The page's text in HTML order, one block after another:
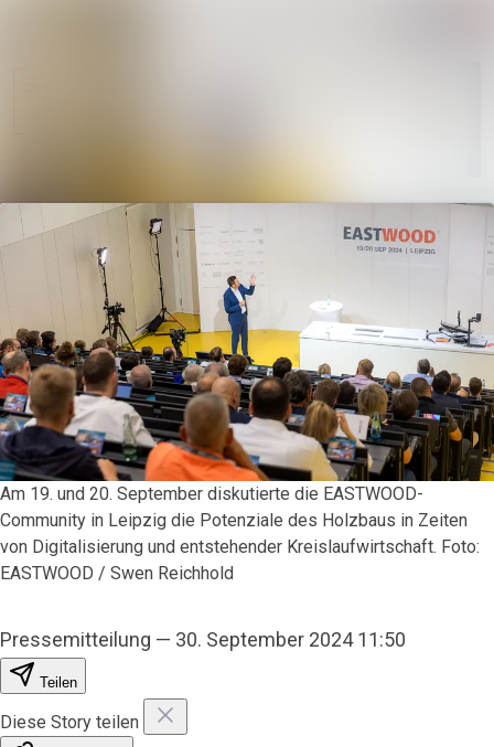
Am 19. und 20. September diskutierte die EASTWOOD-
Community in Leipzig die Potenziale des Holzbaus in Zeiten
von Digitalisierung und entstehender Kreislaufwirtschaft. Foto:
EASTWOOD / Swen Reichhold
Pressemitteilung — 30. September 2024 11:50
Teilen
Diese Story teilen